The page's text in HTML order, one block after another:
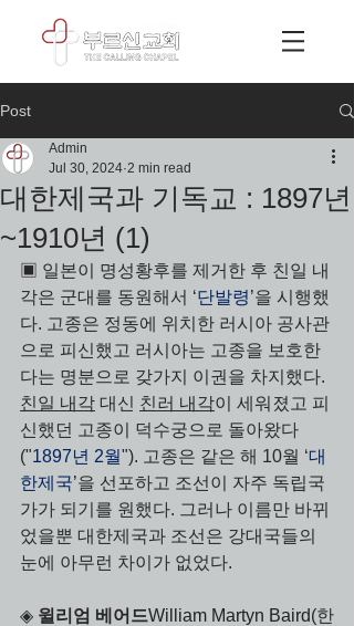
Post
대한제국과 기독교 : 1897년
~1910년 (1)
Admin
Jul 30, 2024 2 min read
▣ 일본이 명성황후를 제거한 후 친일 내
각은 군대를 동원해서 ‘단발령’을 시행했
다. 고종은 정동에 위치한 러시아 공사관
으로 피신했고 러시아는 고종을 보호한
다는 명분으로 갖가지 이권을 차지했다.
친일 내각 대신 친러 내각이 세워졌고 피
신했던 고종이 덕수궁으로 돌아왔다
("1897년 2월"). 고종은 같은 해 10월 ‘대
한제국’을 선포하고 조선이 자주 독립국
가가 되기를 원했다. 그러나 이름만 바뀌
었을뿐 대한제국과 조선은 강대국들의
눈에 아무런 차이가 없었다.
◈ 윌리엄 베어드William Martyn Baird(한